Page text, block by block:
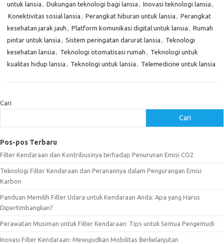
untuk lansia , Dukungan teknologi bagi lansia , Inovasi teknologi lansia ,
Konektivitas sosial lansia , Perangkat hiburan untuk lansia , Perangkat
kesehatan jarak jauh , Platform komunikasi digital untuk lansia , Rumah
pintar untuk lansia , Sistem peringatan darurat lansia , Teknologi
kesehatan lansia , Teknologi otomatisasi rumah , Teknologi untuk
kualitas hidup lansia , Teknologi untuk lansia , Telemedicine untuk lansia
Cari
Cari
Pos-pos Terbaru
Filter Kendaraan dan Kontribusinya terhadap Penurunan Emisi CO2
Teknologi Filter Kendaraan dan Peranannya dalam Pengurangan Emisi
Karbon
Panduan Memilih Filter Udara untuk Kendaraan Anda: Apa yang Harus
Dipertimbangkan?
Perawatan Musiman untuk Filter Kendaraan: Tips untuk Semua Pengemudi
Inovasi Filter Kendaraan: Mewujudkan Mobilitas Berkelanjutan